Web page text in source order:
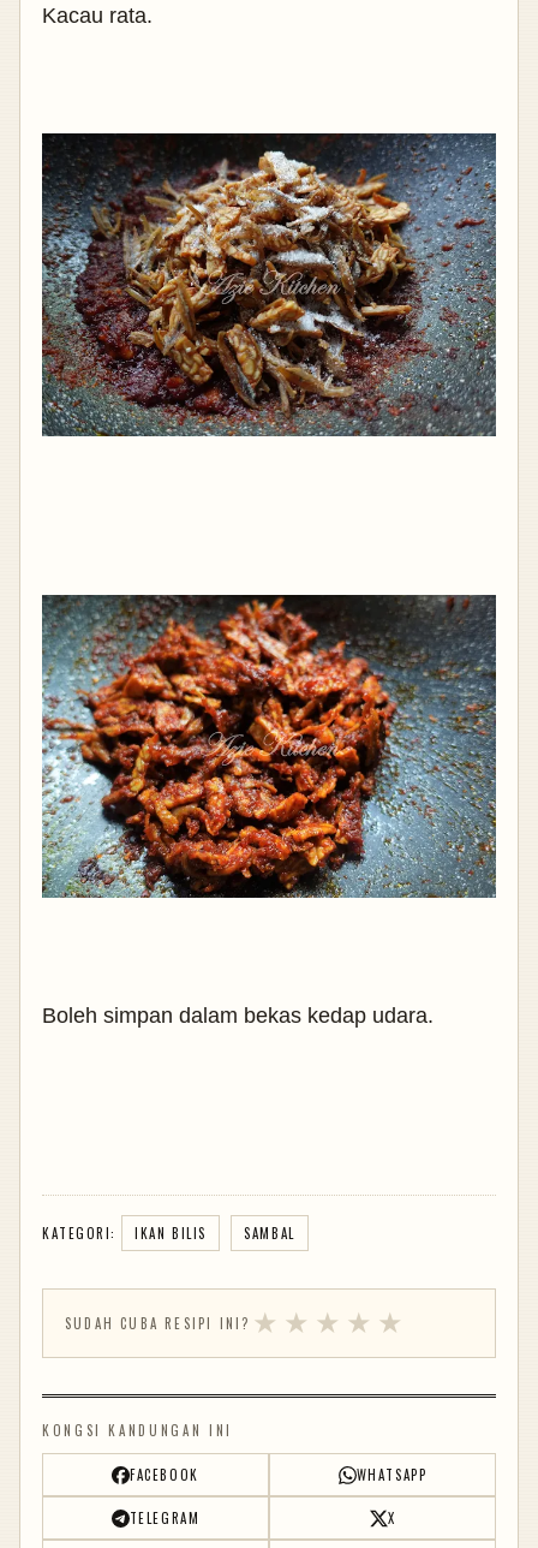
Kacau rata.
Boleh simpan dalam bekas kedap udara.
KATEGORI: IKAN BILIS SAMBAL
SUDAH CUBA RESIPI INI? ★ ★ ★ ★ ★
KONGSI KANDUNGAN INI
FACEBOOK WHATSAPP
TELEGRAM X